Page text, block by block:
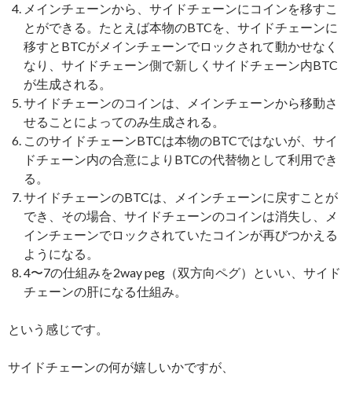
メインチェーンから、サイドチェーンにコインを移すこ
とができる。たとえば本物のBTCを、サイドチェーンに
移すとBTCがメインチェーンでロックされて動かせなく
なり、サイドチェーン側で新しくサイドチェーン内BTC
が生成される。
サイドチェーンのコインは、メインチェーンから移動さ
せることによってのみ生成される。
このサイドチェーンBTCは本物のBTCではないが、サイ
ドチェーン内の合意によりBTCの代替物として利用でき
る。
サイドチェーンのBTCは、メインチェーンに戻すことが
でき、その場合、サイドチェーンのコインは消失し、メ
インチェーンでロックされていたコインが再びつかえる
ようになる。
4〜7の仕組みを2way peg（双方向ペグ）といい、サイド
チェーンの肝になる仕組み。
という感じです。
サイドチェーンの何が嬉しいかですが、